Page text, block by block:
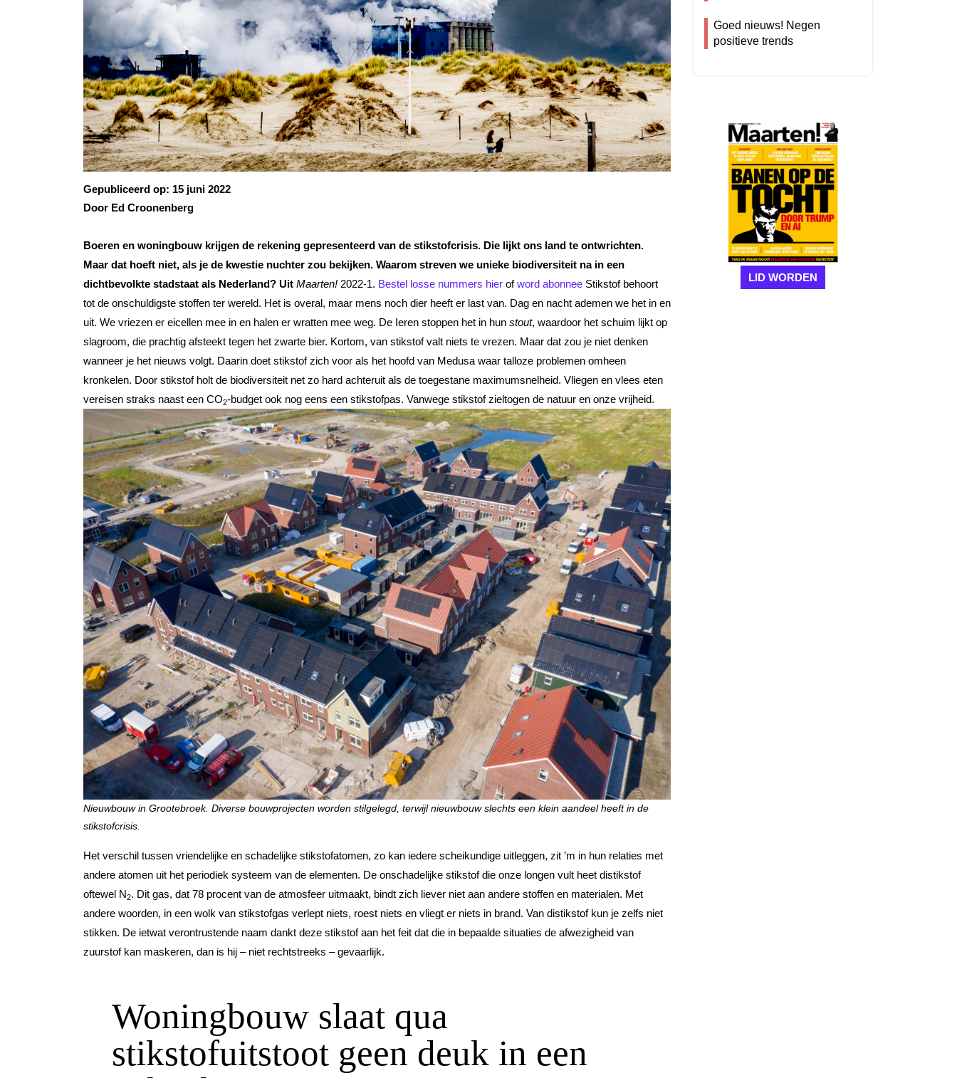
Gepubliceerd op: 15 juni 2022
Door Ed Croonenberg
Boeren en woningbouw krijgen de rekening gepresenteerd van de stikstofcrisis. Die lijkt ons land te ontwrichten.
Maar dat hoeft niet, als je de kwestie nuchter zou bekijken. Waarom streven we unieke biodiversiteit na in een
dichtbevolkte stadstaat als Nederland? Uit Maarten! 2022-1. Bestel losse nummers hier of word abonnee Stikstof behoort
tot de onschuldigste stoffen ter wereld. Het is overal, maar mens noch dier heeft er last van. Dag en nacht ademen we het in en
uit. We vriezen er eicellen mee in en halen er wratten mee weg. De Ieren stoppen het in hun stout, waardoor het schuim lijkt op
slagroom, die prachtig afsteekt tegen het zwarte bier. Kortom, van stikstof valt niets te vrezen. Maar dat zou je niet denken
wanneer je het nieuws volgt. Daarin doet stikstof zich voor als het hoofd van Medusa waar talloze problemen omheen
kronkelen. Door stikstof holt de biodiversiteit net zo hard achteruit als de toegestane maximumsnelheid. Vliegen en vlees eten
vereisen straks naast een CO2-budget ook nog eens een stikstofpas. Vanwege stikstof zieltogen de natuur en onze vrijheid.
Nieuwbouw in Grootebroek. Diverse bouwprojecten worden stilgelegd, terwijl nieuwbouw slechts een klein aandeel heeft in de
stikstofcrisis.
Het verschil tussen vriendelijke en schadelijke stikstofatomen, zo kan iedere scheikundige uitleggen, zit ’m in hun relaties met
andere atomen uit het periodiek systeem van de elementen. De onschadelijke stikstof die onze longen vult heet distikstof
oftewel N2. Dit gas, dat 78 procent van de atmosfeer uitmaakt, bindt zich liever niet aan andere stoffen en materialen. Met
andere woorden, in een wolk van stikstofgas verlept niets, roest niets en vliegt er niets in brand. Van distikstof kun je zelfs niet
stikken. De ietwat verontrustende naam dankt deze stikstof aan het feit dat die in bepaalde situaties de afwezigheid van
zuurstof kan maskeren, dan is hij – niet rechtstreeks – gevaarlijk.
Woningbouw slaat qua
stikstofuitstoot geen deuk in een
Goed nieuws! Negen
positieve trends
LID WORDEN